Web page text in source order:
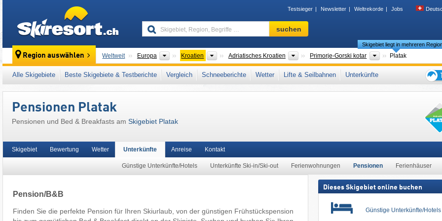
Testsieger Newsletter Weltrekorde Jobs
Skigebiet,
Region,
…
suchen
Region auswählen Weltweit Europa Kontinente
Kroatien LänderAdriatisches Kroatien Landesteile
Primorje-Gorski kotar Gespanschaft
Skigebiet liegt in mehreren
Platak
Dieses Skigebiet liegt auch in: Dinarisches Gebirge Südeuropa Mitteleuropa , Europäische Union
Alle Skigebiete Beste Skigebiete & Testberichte Vergleich Schneeberichte Wetter Lifte & Seilbahnen
Unterkünfte
den
Pensionen Platak
Pensionen und Bed & Breakfasts am Skigebiet Platak
Skigebiet Bewertung Wetter Unterkünfte
Günstige Unterkünfte/Hotels Unterkünfte Ski-in/Ski-out Ferienwohnungen Pensionen Ferienhäuser
Anreise Kontakt
Pension/B&B
Finden Sie die perfekte Pension für Ihren Skiurlaub, von der günstigen Frühstückspension
Dieses Skigebiet online buchen
Günstige Unterkünfte/Hotels